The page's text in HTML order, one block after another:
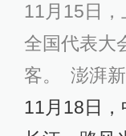
11月15日
全国代表大
客。 澎湃
11月18日，